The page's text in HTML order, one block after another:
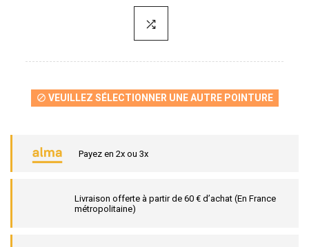
 VEUILLEZ SÉLECTIONNER UNE AUTRE POINTURE
Payez en 2x ou 3x
Livraison offerte à partir de 60 € d’achat (En France
métropolitaine)